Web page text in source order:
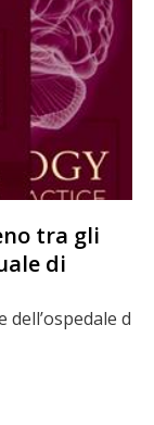
tra gli
di
di